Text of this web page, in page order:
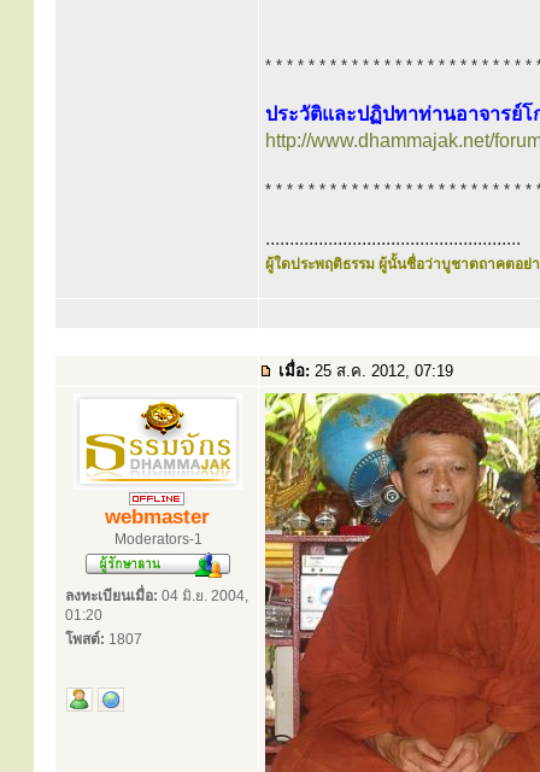
* * * * * * * * * * * * * * * * * * * * * * * * *
ประวัติและปฏิปทาท่านอาจารย์โ
http://www.dhammajak.net/
* * * * * * * * * * * * * * * * * * * * * * * * *
.....................................................
ผู้ใดประพฤติธรรม ผู้นั้นชื่อว่าบูชาตถาคตอย่า
เมื่อ: 25 ส.ค. 2012, 07:19
webmaster
Moderators-1
ลงทะเบียนเมื่อ: 04 มิ.ย. 2004,
01:20
โพสต์: 1807